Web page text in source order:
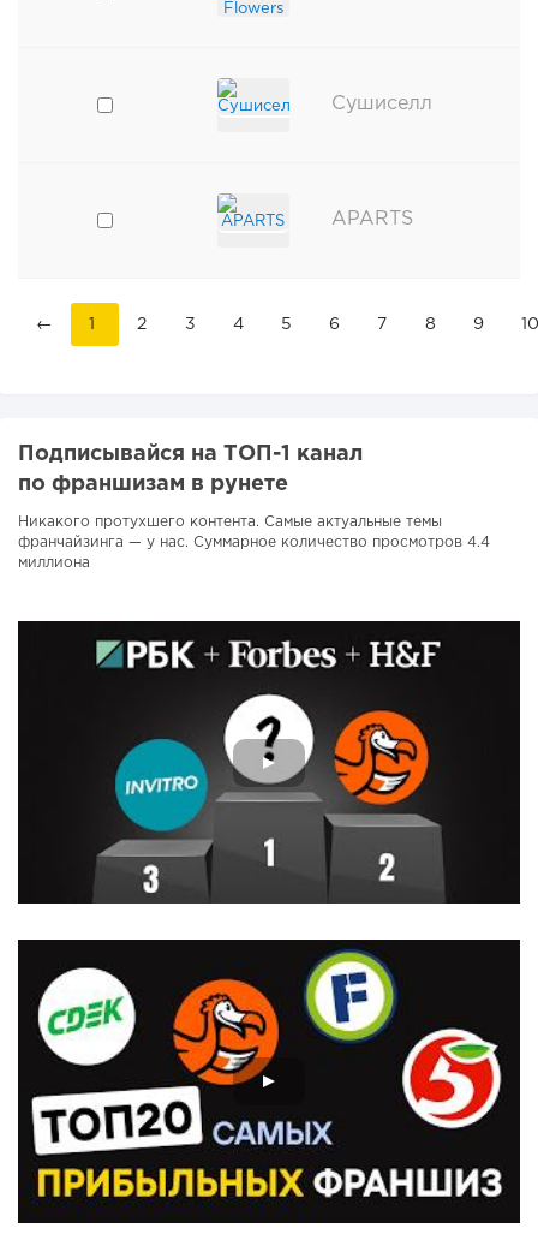
Сушиселл
APARTS
← 1 2 3 4 5 6 7 8 9 10
Подписывайся на ТОП-1 канал
по франшизам в рунете
Никакого протухшего контента. Самые актуальные темы
франчайзинга — у нас. Суммарное количество просмотров 4.4
миллиона